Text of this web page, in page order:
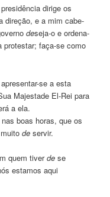
dirige os
direção, e a mim cabe-
deseja-o e ordena-
protestar; faça-se como
se a esta
Majestade El-Rei para
a ela.
boas horas, que os
muitode servir.
quem tiverde se
estamos aqui